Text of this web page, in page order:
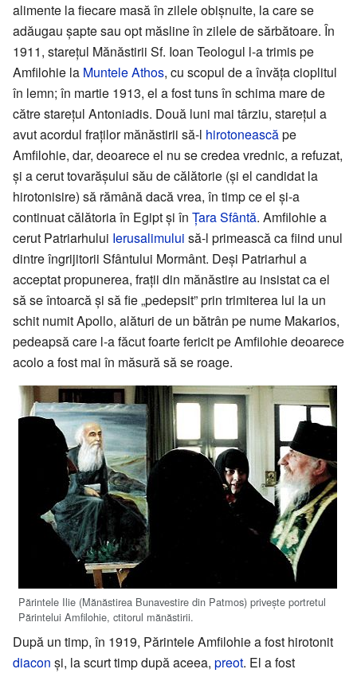
alimente la fiecare masă în zilele obișnuite, la care se
adăugau șapte sau opt măsline în zilele de sărbătoare. În
1911, starețul Mănăstirii Sf. Ioan Teologul l-a trimis pe
Amfilohie la Muntele Athos, cu scopul de a învăța cioplitul
în lemn; în martie 1913, el a fost tuns în schima mare de
către starețul Antoniadis. Două luni mai târziu, starețul a
avut acordul fraților mănăstirii să-l hirotoneascăpe
Amfilohie, dar, deoarece el nu se credea vrednic, a refuzat,
și a cerut tovarășului său de călătorie (și el candidat la
hirotonisire) să rămână dacă vrea, în timp ce el și-a
continuat călătoria în Egipt și în Țara Sfântă. Amfilohie a
cerut Patriarhului Ierusalimului să-l primească ca fiind unul
dintre îngrijitorii Sfântului Mormânt. Deși Patriarhul a
acceptat propunerea, frații din mănăstire au insistat ca el
să se întoarcă și să fie „pedepsit” prin trimiterea lui la un
schit numit Apollo, alături de un bătrân pe nume Makarios,
pedeapsă care l-a făcut foarte fericit pe Amfilohie deoarece
acolo a fost mai în măsură să se roage.
Părintele Ilie (Mănăstirea Bunavestire din Patmos) privește portretul
Părintelui Amfilohie, ctitorul mănăstirii.
După un timp, în 1919, Părintele Amfilohie a fost hirotonit
diacon și, la scurt timp după aceea, preot. El a fost